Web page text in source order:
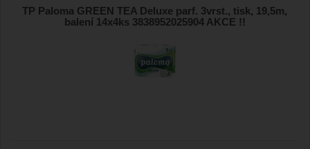
TP Paloma GREEN TEA Deluxe parf. 3vrst., tisk, 19,5m,
balení 14x4ks 3838952025904 AKCE !!